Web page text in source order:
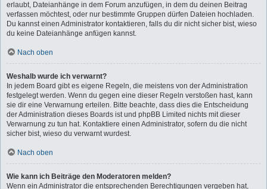
erlaubt, Dateianhänge in dem Forum anzufügen, in dem du deinen Beitrag
verfassen möchtest, oder nur bestimmte Gruppen dürfen Dateien hochladen.
Du kannst einen Administrator kontaktieren, falls du dir nicht sicher bist, wieso
du keine Dateianhänge anfügen kannst.
Nach oben
Weshalb wurde ich verwarnt?
In jedem Board gibt es eigene Regeln, die meistens von der Administration
festgelegt werden. Wenn du gegen eine dieser Regeln verstoßen hast, kann
sie dir eine Verwarnung erteilen. Bitte beachte, dass dies die Entscheidung
der Administration dieses Boards ist und phpBB Limited nichts mit dieser
Verwarnung zu tun hat. Kontaktiere einen Administrator, sofern du die nicht
sicher bist, wieso du verwarnt wurdest.
Nach oben
Wie kann ich Beiträge den Moderatoren melden?
Wenn ein Administrator die entsprechenden Berechtigungen vergeben hat,